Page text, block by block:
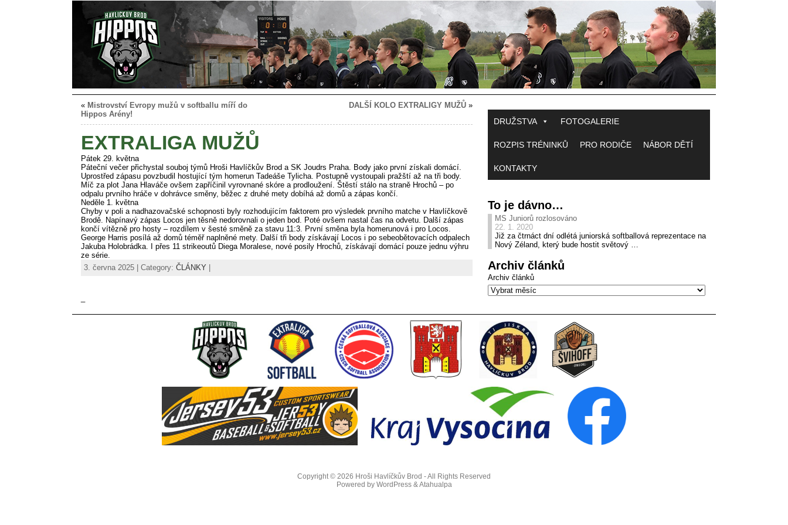
« Mistrovství Evropy mužů v softballu míří do
Hippos Arény!
DALŠÍ KOLO EXTRALIGY MUŽŮ »
EXTRALIGA MUŽŮ
Pátek 29. května
Páteční večer přichystal souboj týmů Hroši Havlíčkův Brod a SK Joudrs Praha. Body jako první získali domácí.
Uprostřed zápasu povzbudil hostující tým homerun Tadeáše Tylicha. Postupně vystoupali pražští až na tři body.
Míč za plot Jana Hlaváče ovšem zapříčinil vyrovnané skóre a prodloužení. Štěstí stálo na straně Hrochů – po
odpalu prvního hráče v dohrávce směny, běžec z druhé mety dobíhá až domů a zápas končí.
Neděle 1. května
Chyby v poli a nadhazovačské schopnosti byly rozhodujícím faktorem pro výsledek prvního matche v Havlíčkově
Brodě. Napínavý zápas Locos jen těsně nedorovnali o jeden bod. Poté ovšem nastal čas na odvetu. Další zápas
končí vítězně pro hosty – rozdílem v šesté směně za stavu 11:3. První směna byla homerunová i pro Locos.
George Harris posílá až domů téměř naplněné mety. Další tři body získávají Locos i po sebeobětovacích odpalech
Jakuba Holobrádka. I přes 11 strikeoutů Diega Moralese, nové posily Hrochů, získávají domácí pouze jednu výhru
ze série.
3. června 2025 | Category: ČLÁNKY
DRUŽSTVA FOTOGALERIE
ROZPIS TRÉNINKŮ PRO RODIČE NÁBOR DĚTÍ
KONTAKTY
To je dávno…
MS Juniorů rozlosováno
22. 1. 2020
Již za čtrnáct dní odlétá juniorská softballová reprezentace na
Nový Zéland, který bude hostit světový …
Archiv článků
Archiv článků
Copyright © 2026 Hroši Havlíčkův Brod - All Rights Reserved
Powered by WordPress&Atahualpa